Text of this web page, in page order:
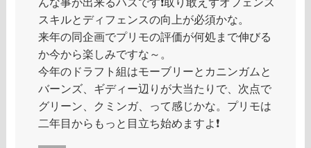
スキルとディフェンスの向上が必須かな。
来年の同企画でプリモの評価が何処まで伸びる
か今から楽しみですな～。
今年のドラフト組はモーブリーとカニンガムと
バーンズ、ギディー辺りが大当たりで、次点で
グリーン、クミンガ、って感じかな。プリモは
二年目からもっと目立ち始めますよ❗️